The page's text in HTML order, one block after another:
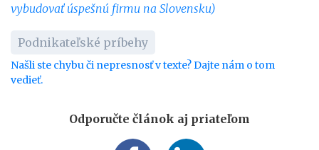
vybudovať úspešnú firmu na Slovensku)
Podnikateľské príbehy
Našli ste chybu či nepresnosť v texte? Dajte nám o tom
vedieť.
Odporučte článok aj priateľom